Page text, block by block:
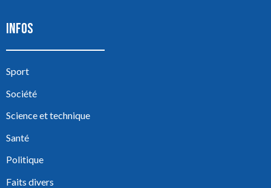
INFOS
Sport
Société
Science et technique
Santé
Politique
Faits divers